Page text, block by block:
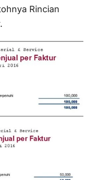
Rincian